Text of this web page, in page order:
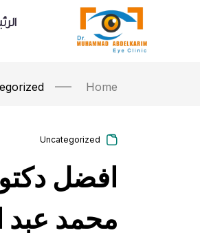
Home
Uncategorized
افضل
محمد عبد